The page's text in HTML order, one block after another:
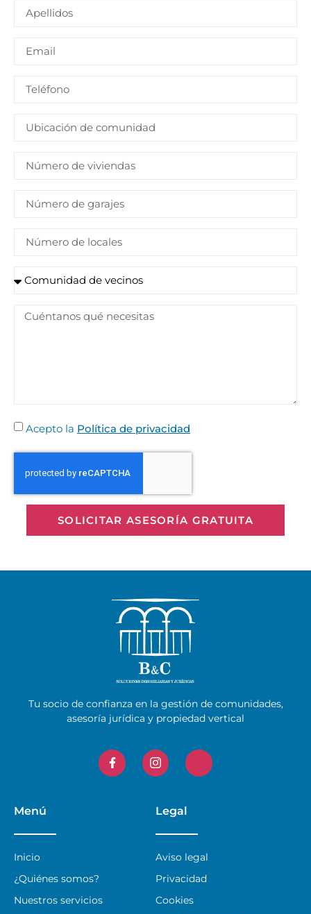
Acepto la Política de privacidad
SOLICITAR ASESORÍA GRATUITA
Tu socio de confianza en la gestión de comunidades,
asesoría jurídica y propiedad vertical
Menú
Inicio
¿Quiénes somos?
Nuestros servicios
Legal
Aviso legal
Privacidad
Cookies